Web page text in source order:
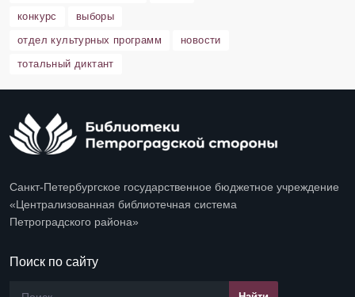
конкурс
выборы
отдел культурных программ
новости
тотальный диктант
Санкт-Петербургское государственное бюджетное учреждение
«Централизованная библиотечная система
Петроградского района»
Поиск по сайту